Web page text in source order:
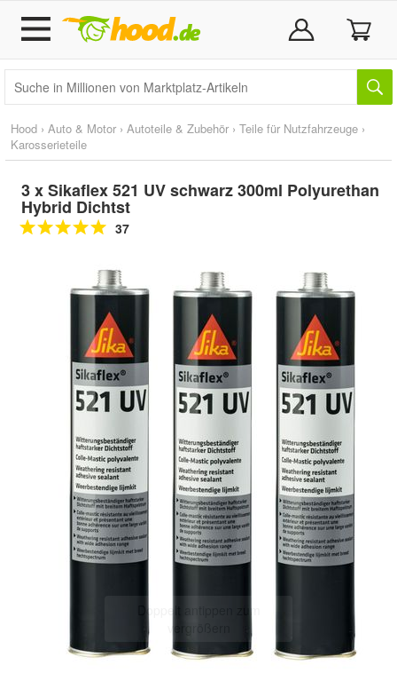
Hood › Auto & Motor › Autoteile & Zubehör › Teile für Nutzfahrzeuge ›
Karosserieteile
3 x Sikaflex 521 UV schwarz 300ml Polyurethan
Hybrid Dichtst
37
Doppelt antippen zum